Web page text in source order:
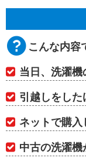
こんな内容
当日、洗濯
引越しをし
ネットで購
中古の洗濯